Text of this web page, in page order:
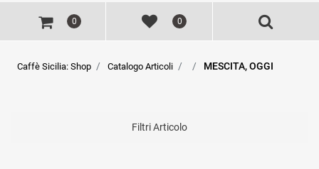
0 0
Caffè Sicilia: Shop Catalogo Articoli MESCITA, OGGI
Filtri Articolo